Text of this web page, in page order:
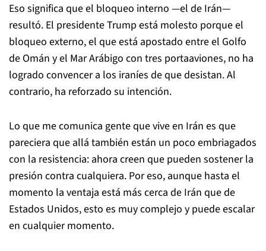
Eso significa que el bloqueo interno —el de Irán—
resultó. El presidente Trump está molesto porque el
bloqueo externo, el que está apostado entre el Golfo
de Omán y el Mar Arábigo con tres portaaviones, no ha
logrado convencer a los iraníes de que desistan. Al
contrario, ha reforzado su intención.
Lo que me comunica gente que vive en Irán es que
pareciera que allá también están un poco embriagados
con la resistencia: ahora creen que pueden sostener la
presión contra cualquiera. Por eso, aunque hasta el
momento la ventaja está más cerca de Irán que de
Estados Unidos, esto es muy complejo y puede escalar
en cualquier momento.